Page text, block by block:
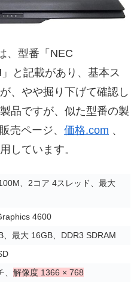
、型番「NEC
と記載があり、基本ス
、やや掘り下げて確認し
品ですが、似た型番の製
売ページ、 価格.com 、
しています。
、2コア 4スレッド、最大
4600
、最大 16GB、DDR3 SDRAM
解像度 1366 × 768